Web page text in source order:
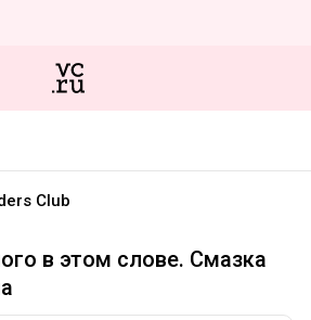
Club
в этом слове. Смазка